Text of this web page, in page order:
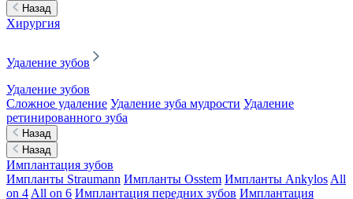
Назад
Хирургия
Удаление зубов
Удаление зубов
Сложное удаление Удаление зуба мудрости Удаление
ретинированного зуба
Назад
Назад
Имплантация зубов
Импланты Straumann Импланты Osstem Импланты Ankylos All
on 4 All on 6 Имплантация передних зубов Имплантация